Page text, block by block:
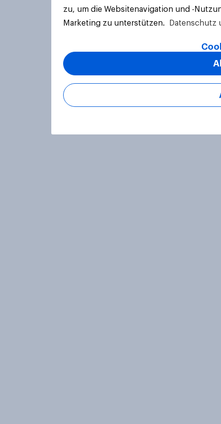
zu, um die Websitenavigation und -
Marketing zu unterstützen.
Datenschutz